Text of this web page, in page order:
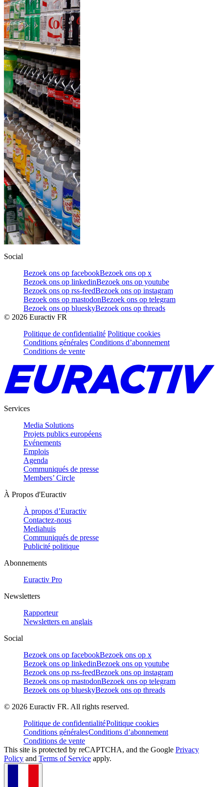
Social
Bezoek ons op facebookBezoek ons op x
Bezoek ons op linkedinBezoek ons op youtube
Bezoek ons op rss-feedBezoek ons op instagram
Bezoek ons op mastodonBezoek ons op telegram
Bezoek ons op blueskyBezoek ons op threads
© 2026 Euractiv FR
Politique de confidentialité Politique cookies
Conditions générales Conditions d’abonnement
Conditions de vente
Services
Media Solutions
Projets publics européens
Evénements
Emplois
Agenda
Communiqués de presse
Members’ Circle
À Propos d'Euractiv
À propos d’Euractiv
Contactez-nous
Mediahuis
Communiqués de presse
Publicité politique
Abonnements
Euractiv Pro
Newsletters
Rapporteur
Newsletters en anglais
Social
Bezoek ons op facebookBezoek ons op x
Bezoek ons op linkedinBezoek ons op youtube
Bezoek ons op rss-feedBezoek ons op instagram
Bezoek ons op mastodonBezoek ons op telegram
Bezoek ons op blueskyBezoek ons op threads
© 2026 Euractiv FR. All rights reserved.
Politique de confidentialitéPolitique cookies
Conditions généralesConditions d’abonnement
Conditions de vente
This site is protected by reCAPTCHA, and the Google Privacy
Policy and Terms of Service apply.